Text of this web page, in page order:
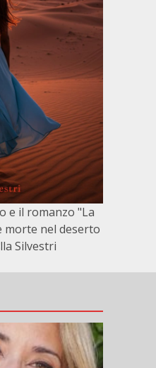
e il romanzo "La
morte nel deserto
Silvestri